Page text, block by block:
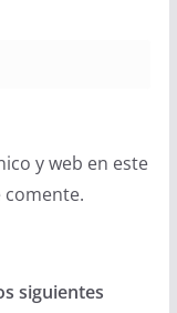
y web en este
comente.
siguientes